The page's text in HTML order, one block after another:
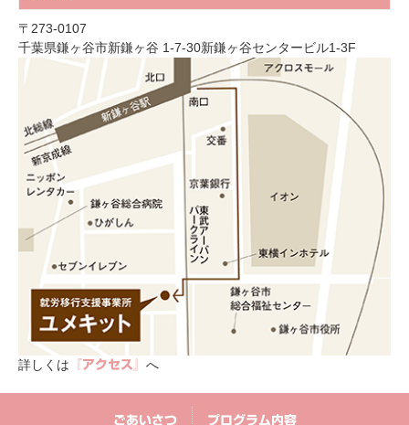
〒273-0107
千葉県鎌ヶ谷市新鎌ヶ谷 1-7-30新鎌ヶ谷センタービル1-3F
詳しくは 『アクセス』 へ
ごあいさつ プログラム内容